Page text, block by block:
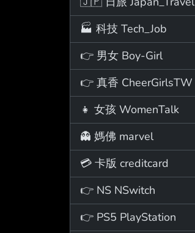
🏭 科技 Tech_Job
👉 男女 Boy-Girl
👉 真香 CheerGirlsTW
👧 女孩 WomenTalk
👻 媽佛 marvel
💳 卡版 creditcard
👉 NS NSwitch
👉 PS5 PlayStation